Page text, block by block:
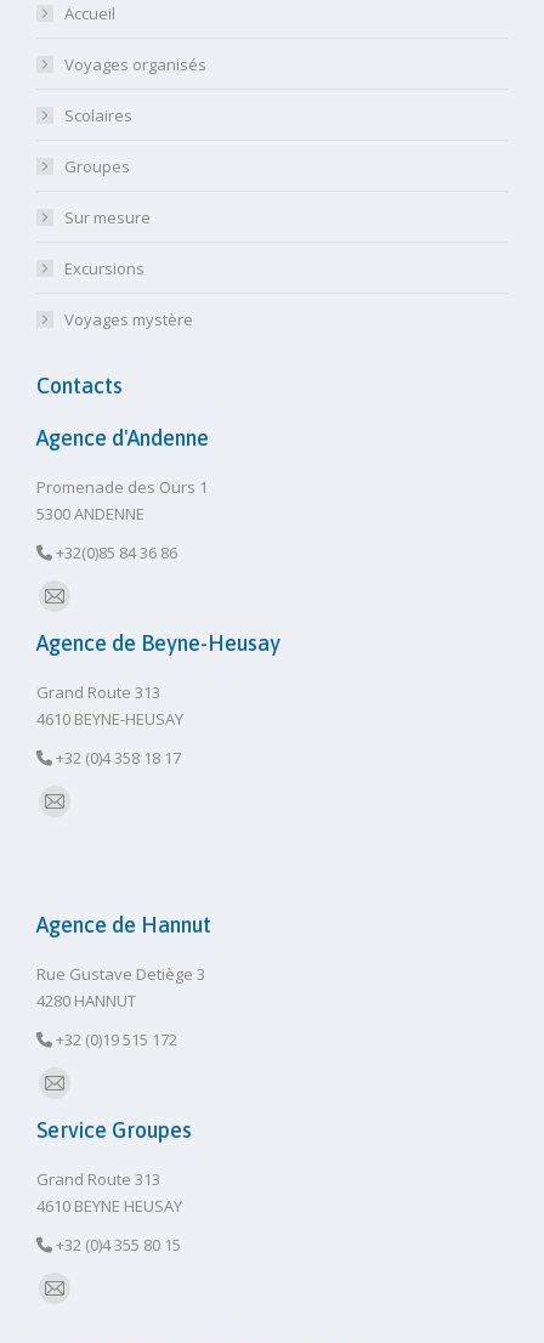
Accueil
Voyages organisés
Scolaires
Groupes
Sur mesure
Excursions
Voyages mystère
Contacts
Agence d'Andenne
Promenade des Ours 1
5300 ANDENNE
+32(0)85 84 36 86
E-
mail
Agence de Beyne-Heusay
Grand Route 313
4610 BEYNE-HEUSAY
+32 (0)4 358 18 17
E-
Agence de Hannut
Rue Gustave Detiège 3
4280 HANNUT
+32 (0)19 515 172
E-
mail
Service Groupes
Grand Route 313
4610 BEYNE HEUSAY
+32 (0)4 355 80 15
E-